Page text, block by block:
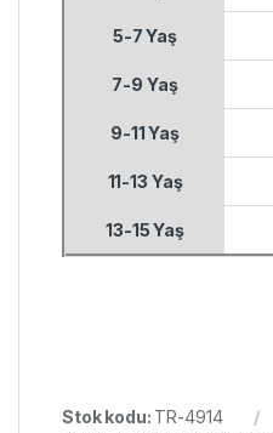
5-7 Yaş
7-9 Yaş
9-11 Yaş
11-13 Yaş
13-15 Yaş
Stok kodu: TR-4914